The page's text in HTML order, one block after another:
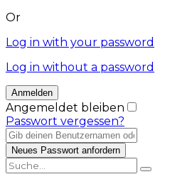
Or
Log in with your password
Log in without a password
Angemeldet bleiben
Passwort vergessen?